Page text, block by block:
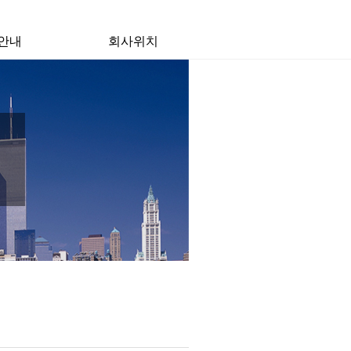
내 회사위치